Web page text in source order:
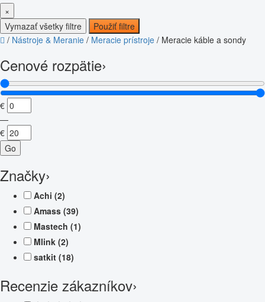
×
Vymazať všetky filtre
Použiť filtre
/ Nástroje & Meranie / Meracie prístroje / Meracie káble a sondy
Cenové rozpätie›
€
—
€
Go
Značky›
Achi (2)
Amass (39)
Mastech (1)
Mlink (2)
satkit (18)
Recenzie zákazníkov›